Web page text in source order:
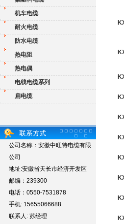
机车电缆
耐火电缆
防水电缆
热电阻
热电偶
电线电缆系列
扁电缆
公司名称：安徽中旺特电缆有限
公司
地址:安徽省天长市经济开发区
邮编：239300
电话：0550-7531878
手机: 15655066688
联系人: 苏经理